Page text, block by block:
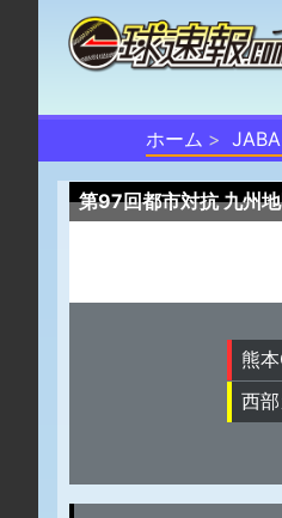
ホーム JABA
第97回都市対抗 九州
熊
西